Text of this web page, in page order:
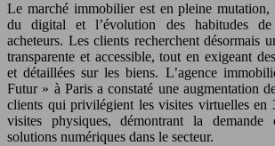
Le marché immobilier est en pleine mutation,
du digital et l’évolution des habitudes de
acheteurs. Les clients recherchent désormais
transparente et accessible, tout en exigeant
et détaillées sur les biens. L’agence
Futur » à Paris a constaté une augmentation
clients qui privilégient les visites virtuelles en
visites physiques, démontrant la demande
solutions numériques dans le secteur.